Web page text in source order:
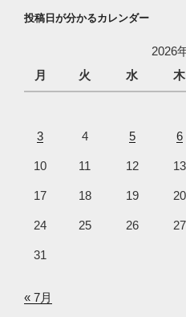
投稿日が分かるカレンダー
2026
月
火 水 木
3 4 5 6
10 11 12 13
17 18 19 20
24 25 26 27
31
« 7月